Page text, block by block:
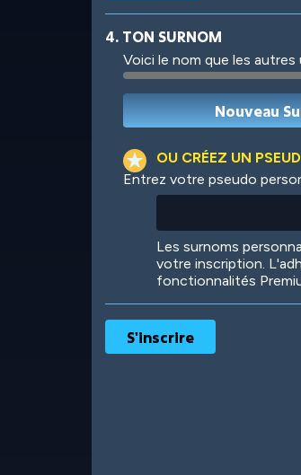
Robotic
Ooh! Aah!
4. TON SURNOM
Voici le nom que les
OU CRÉEZ UN
Entrez votre pseudo
Les surnoms
votre inscription.
fonctionnalités